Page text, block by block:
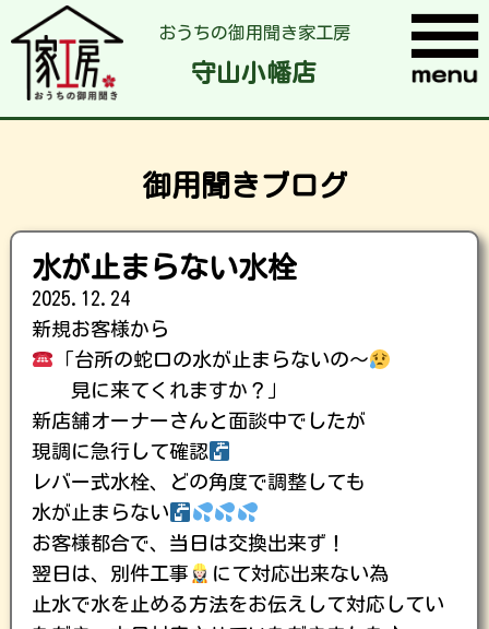
おうちの御用聞き家工房
守山小幡店
御用聞きブログ
水が止まらない水栓
2025.12.24
新規お客様から
「台所の蛇口の水が止まらないの〜
見に来てくれますか？」
新店舗オーナーさんと面談中でしたが
現調に急行して確認
レバー式水栓、どの角度で調整しても
水が止まらない
お客様都合で、当日は交換出来ず！
翌日は、別件工事
にて対応出来ない為
止水で水を止める方法をお伝えして対応してい